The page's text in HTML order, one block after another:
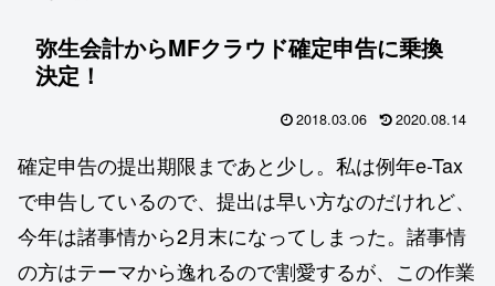
弥生会計からMFクラウド確定申告に乗換
決定！
2018.03.06 2020.08.14
確定申告の提出期限まであと少し。私は例年e-Tax
で申告しているので、提出は早い方なのだけれど、
今年は諸事情から2月末になってしまった。諸事情
の方はテーマから逸れるので割愛するが、この作業